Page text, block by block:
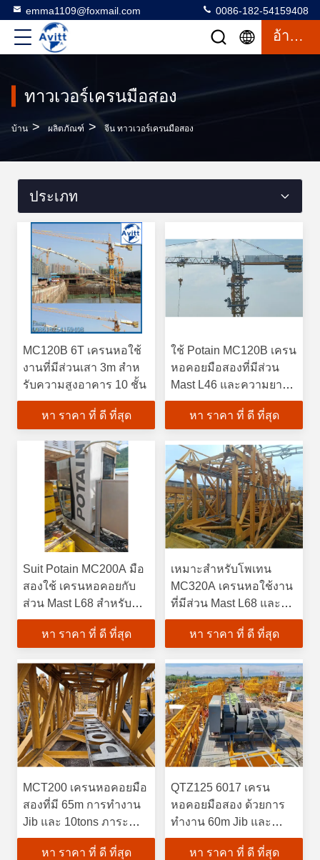
emma1109@foxmail.com 0086-182-54159408
อ้างอิง
ทาวเวอร์เครนมือสอง
บ้าน > ผลิตภัณฑ์ > จีน ทาวเวอร์เครนมือสอง
ประเภท
MC120B 6T เครนหอใช้
งานที่มีส่วนเสา 3m สําห
รับความสูงอาคาร 10 ชั้น
หา ราคา ที่ ดี ที่สุด
ใช้ Potain MC120B เครน
หอคอยมือสองที่มีส่วน
Mast L46 และความยาว
60m
หา ราคา ที่ ดี ที่สุด
Suit Potain MC200A มือ
สองใช้ เครนหอคอยกับ
ส่วน Mast L68 สําหรับ
การก่อสร้าง
หา ราคา ที่ ดี ที่สุด
เหมาะสําหรับโพเทน
MC320A เครนหอใช้งาน
ที่มีส่วน Mast L68 และ
ความสูงอิสระ 52m
หา ราคา ที่ ดี ที่สุด
MCT200 เครนหอคอยมือ
สองที่มี 65m การทํางาน
Jib และ 10tons ภาระ
สูงสุด
หา ราคา ที่ ดี ที่สุด
QTZ125 6017 เครน
หอคอยมือสอง ด้วยการ
ทํางาน 60m Jib และ
ความสูงอิสระ 51m
หา ราคา ที่ ดี ที่สุด